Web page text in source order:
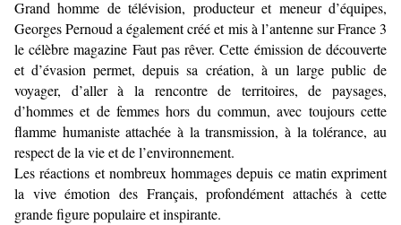
Grand homme de télévision, producteur et meneur d’équipes,
Georges Pernoud a également créé et mis à l’antenne sur France 3
le célèbre magazine Faut pas rêver. Cette émission de découverte
et d’évasion permet, depuis sa création, à un large public de
voyager, d’aller à la rencontre de territoires, de paysages,
d’hommes et de femmes hors du commun, avec toujours cette
flamme humaniste attachée à la transmission, à la tolérance, au
respect de la vie et de l’environnement.
Les réactions et nombreux hommages depuis ce matin expriment
la vive émotion des Français, profondément attachés à cette
grande figure populaire et inspirante.